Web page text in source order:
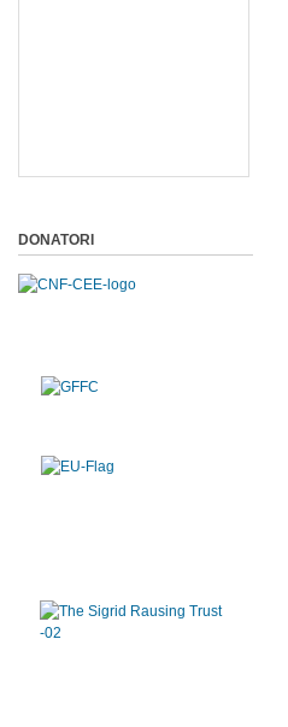
DONATORI